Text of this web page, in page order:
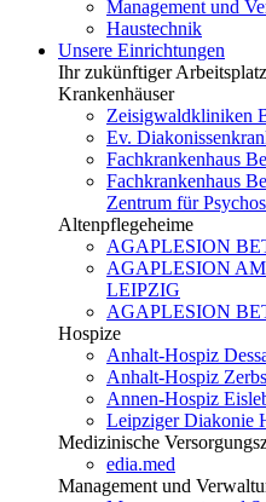
Management und
Haustechnik
Unsere Einrichtungen
Ihr zukünftiger Arbeitsplatz
Krankenhäuser
Zeisigwaldkliniken
Ev.
Fachkrankenhaus
Fachkrankenhaus
Zentrum für
Altenpflegeheime
AGAPLESION
AGAPLESION
LEIPZIG
AGAPLESION
Hospize
Anhalt-Hospiz
Anhalt-Hospiz
Annen-Hospiz
Leipziger Diakonie
Medizinische
edia.med
Management und